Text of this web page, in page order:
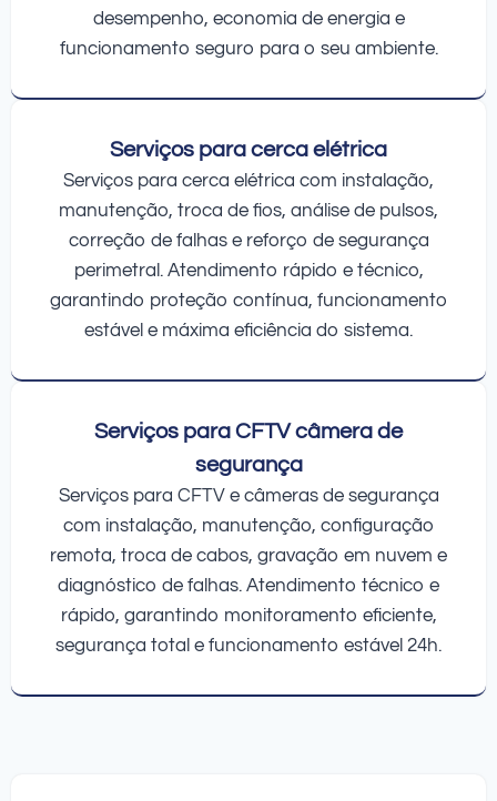
desempenho, economia de energia e
funcionamento seguro para o seu ambiente.
Serviços para cerca elétrica
Serviços para cerca elétrica com instalação,
manutenção, troca de fios, análise de pulsos,
correção de falhas e reforço de segurança
perimetral. Atendimento rápido e técnico,
garantindo proteção contínua, funcionamento
estável e máxima eficiência do sistema.
Serviços para CFTV câmera de
segurança
Serviços para CFTV e câmeras de segurança
com instalação, manutenção, configuração
remota, troca de cabos, gravação em nuvem e
diagnóstico de falhas. Atendimento técnico e
rápido, garantindo monitoramento eficiente,
segurança total e funcionamento estável 24h.